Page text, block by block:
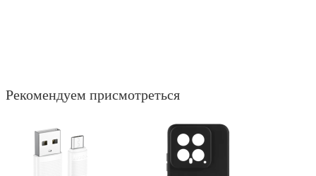
Рекомендуем присмотреться